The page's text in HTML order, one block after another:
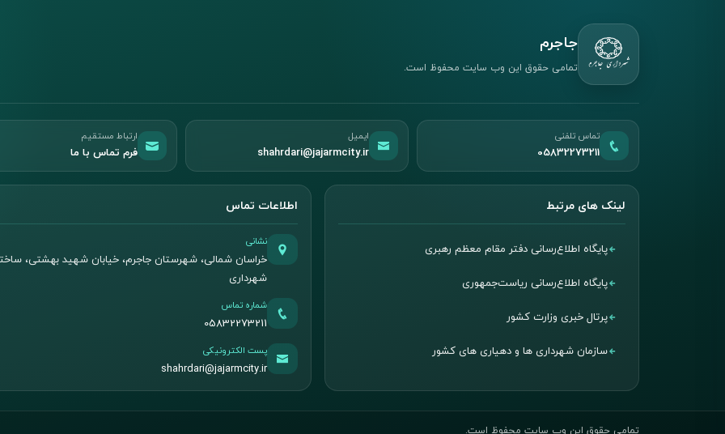
جاجرم
تمامی حقوق این وب سایت محفوظ است.
تماس تلفنی
05832273211
ایمیل
shahrdari@jajarmcity.ir
ارتباط مستقیم
فرم تماس با ما
لینک های مرتبط
پایگاه اطلاع‌رسانی دفتر مقام معظم رهبری
پایگاه اطلاع‌رسانی ریاست‌جمهوری
پرتال خبری وزارت کشور
سازمان شهرداری ها و دهیاری های کشور
اطلاعات تماس
نشانی
خراسان شمالی، شهرستان جاجرم، خیابان شهید بهشتی،
شهرداری
شماره تماس
05832273211
پست الکترونیکی
shahrdari@jajarmcity.ir
تمامی حقوق این وب سایت محفوظ است.